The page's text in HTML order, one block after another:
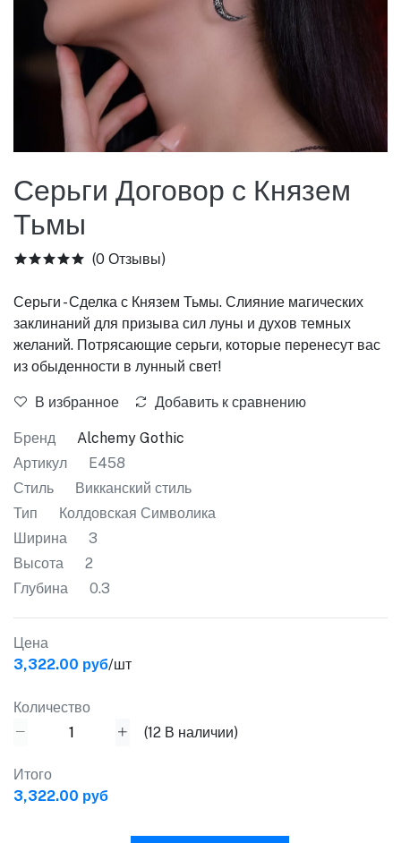
Серьги Договор с Князем
Тьмы
(0 Отзывы)
Серьги - Сделка с Князем Тьмы. Слияние магических
заклинаний для призыва сил луны и духов темных
желаний. Потрясающие серьги, которые перенесут вас
из обыденности в лунный свет!
В избранное Добавить к сравнению
Бренд
Alchemy Gothic
Артикул
E458
Стиль
Викканский стиль
Тип
Колдовская Символика
Ширина
3
Высота
2
Глубина
0.3
Цена
3,322.00 руб/шт
Количество
(12 В наличии)
Итого
3,322.00 руб